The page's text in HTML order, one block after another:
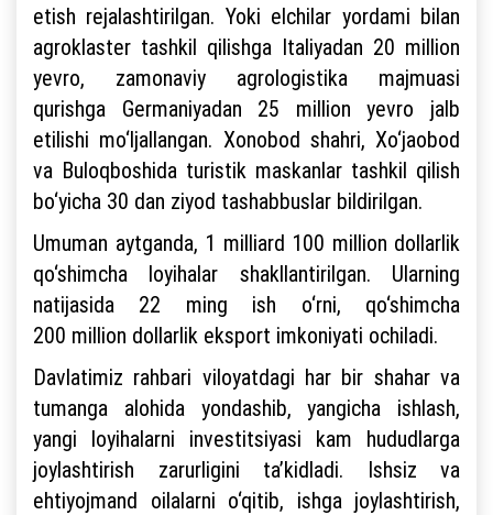
etish rejalashtirilgan. Yoki elchilar yordami bilan
agroklaster tashkil qilishga Italiyadan 20 million
yevro, zamonaviy agrologistika majmuasi
qurishga Germaniyadan 25 million yevro jalb
etilishi mo‘ljallangan. Xonobod shahri, Xo‘jaobod
va Buloqboshida turistik maskanlar tashkil qilish
bo‘yicha 30 dan ziyod tashabbuslar bildirilgan.
Umuman aytganda, 1 milliard 100 million dollarlik
qo‘shimcha loyihalar shakllantirilgan. Ularning
natijasida 22 ming ish o‘rni, qo‘shimcha
200 million dollarlik eksport imkoniyati ochiladi.
Davlatimiz rahbari viloyatdagi har bir shahar va
tumanga alohida yondashib, yangicha ishlash,
yangi loyihalarni investitsiyasi kam hududlarga
joylashtirish zarurligini ta’kidladi. Ishsiz va
ehtiyojmand oilalarni o‘qitib, ishga joylashtirish,